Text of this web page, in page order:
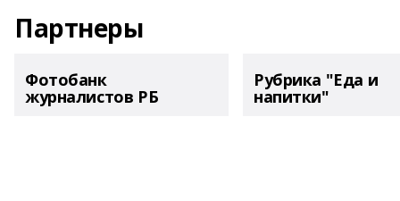
Партнеры
Фотобанк
журналистов РБ
Рубрика "Еда и
напитки"